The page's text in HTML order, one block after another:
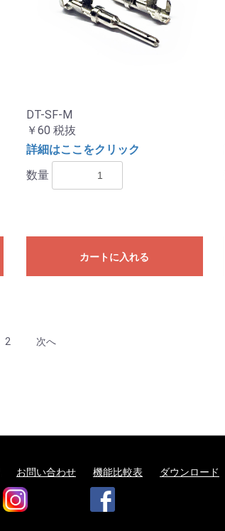
DT-SF-M
￥60 税抜
詳細はここをクリック
数量
カートに入れる
2 次へ
お問い合わせ 機能比較表 ダウンロード